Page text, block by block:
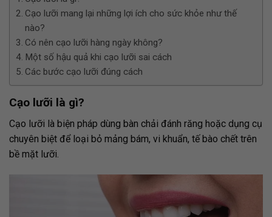
Cạo lưỡi mang lại những lợi ích cho sức khỏe như thế
nào?
Có nên cạo lưỡi hàng ngày không?
Một số hậu quả khi cạo lưỡi sai cách
Các bước cạo lưỡi đúng cách
Cạo lưỡi là gì?
Cạo lưỡi là biện pháp dùng bàn chải đánh răng hoặc dụng cụ
chuyên biệt để loại bỏ mảng bám, vi khuẩn, tế bào chết trên
bề mặt lưỡi.